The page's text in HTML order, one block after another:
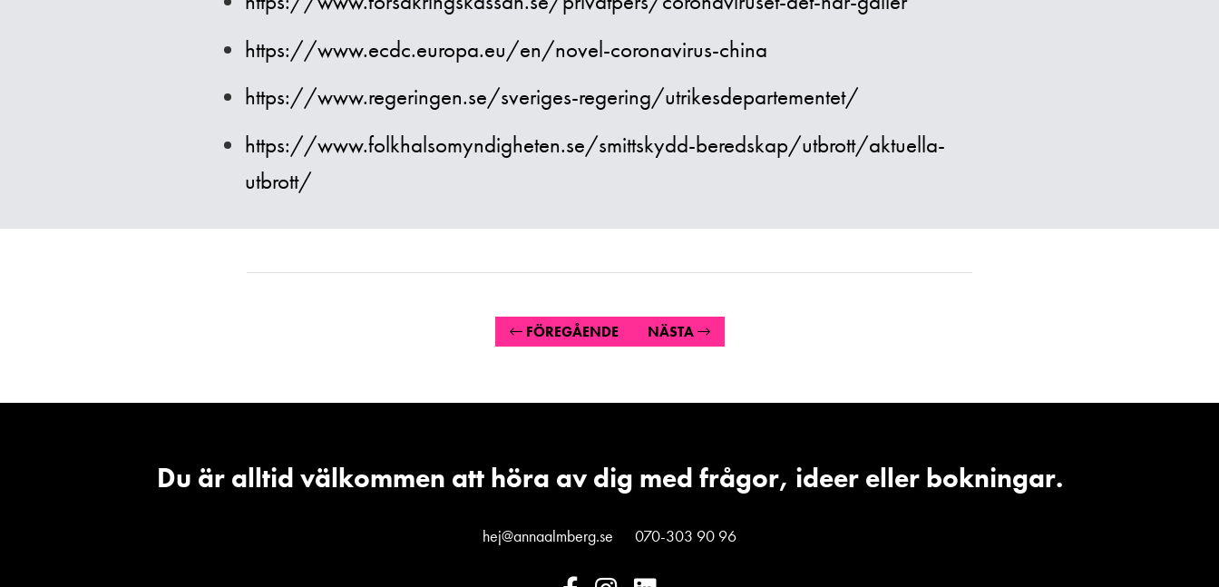
https://www.ecdc.europa.eu/en/novel-coronavirus-china
https://www.regeringen.se/sveriges-regering/utrikesdepartementet/
https://www.folkhalsomyndigheten.se/smittskydd-beredskap/utbrott/aktuella-
utbrott/
FÖREGÅENDE NÄSTA
Du är alltid välkommen att höra av dig med frågor, ideer eller bokningar.
hej@annaalmberg.se 070-303 90 96